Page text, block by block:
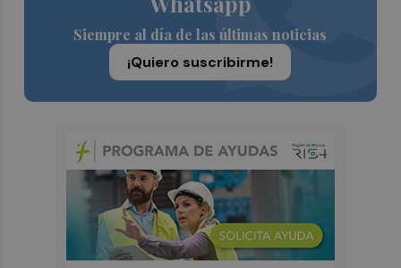
Siempre al día de las últimas noticias
¡Quiero suscribirme!